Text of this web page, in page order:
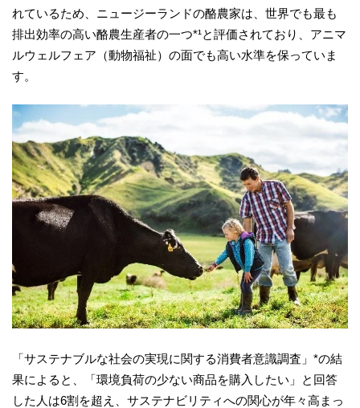
れているため、ニュージーランドの酪農家は、世界でも最も
排出効率の高い酪農生産者の一つ*¹と評価されており、アニマ
ルウェルフェア（動物福祉）の面でも高い水準を保っていま
す。
「サステナブルな社会の実現に関する消費者意識調査」*の結
果によると、「環境負荷の少ない商品を購入したい」と回答
した人は6割を超え、サステナビリティへの関心が年々高まっ